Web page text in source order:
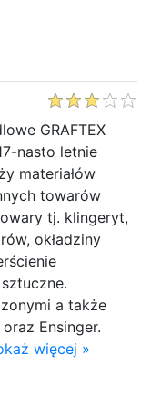
GRAFTEX
nasto letnie
materiałów
towarów
tj. klingeryt,
okładziny
a także
Ensinger.
więcej »